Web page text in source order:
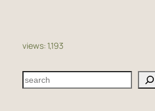
views:1,193
S
e